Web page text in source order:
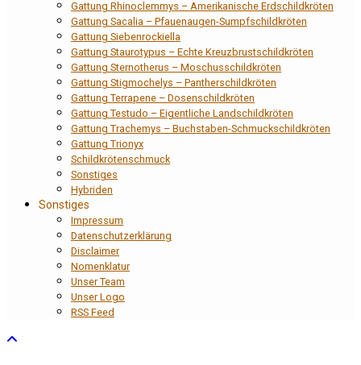
Gattung Rhinoclemmys – Amerikanische Erdschildkröten
Gattung Sacalia – Pfauenaugen-Sumpfschildkröten
Gattung Siebenrockiella
Gattung Staurotypus – Echte Kreuzbrustschildkröten
Gattung Sternotherus – Moschusschildkröten
Gattung Stigmochelys – Pantherschildkröten
Gattung Terrapene – Dosenschildkröten
Gattung Testudo – Eigentliche Landschildkröten
Gattung Trachemys – Buchstaben-Schmuckschildkröten
Gattung Trionyx
Schildkrötenschmuck
Sonstiges
Hybriden
Sonstiges
Impressum
Datenschutzerklärung
Disclaimer
Nomenklatur
Unser Team
Unser Logo
RSS Feed